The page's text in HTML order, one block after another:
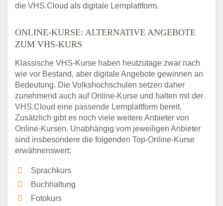
die VHS.Cloud als digitale Lernplattform.
ONLINE-KURSE: ALTERNATIVE ANGEBOTE
ZUM VHS-KURS
Klassische VHS-Kurse haben heutzutage zwar nach
wie vor Bestand, aber digitale Angebote gewinnen an
Bedeutung. Die Volkshochschulen setzen daher
zunehmend auch auf Online-Kurse und halten mit der
VHS.Cloud eine passende Lernplattform bereit.
Zusätzlich gibt es noch viele weitere Anbieter von
Online-Kursen. Unabhängig vom jeweiligen Anbieter
sind insbesondere die folgenden Top-Online-Kurse
erwähnenswert:
Sprachkurs
Buchhaltung
Fotokurs